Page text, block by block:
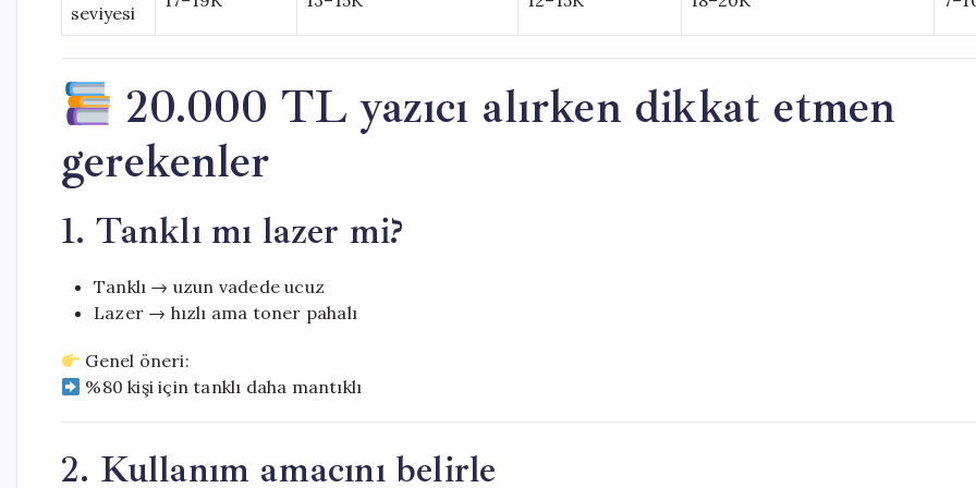
seviyesi
20.000 TL yazıcı alırken dikkat etmen
gerekenler
1. Tanklı mı lazer mi?
Tanklı → uzun vadede ucuz
Lazer → hızlı ama toner pahalı
Genel öneri:
%80 kişi için tanklı daha mantıklı
2. Kullanım amacını belirle